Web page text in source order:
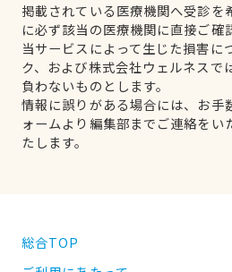
掲載されている医療機関へ受診を
に必ず該当の医療機関に直接ご確
当サービスによって生じた損害に
ク、および株式会社ウェルネスで
負わないものとします。
情報に誤りがある場合には、お手
ォームより編集部までご連絡をい
たします。
総合TOP